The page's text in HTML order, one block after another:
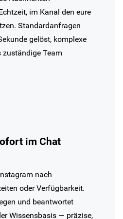
im Kanal den eure
Standardanfragen
gelöst, komplexe
Team
im Chat
nach
oder Verfügbarkeit.
und beantwortet
Wissensbasis — präzise,